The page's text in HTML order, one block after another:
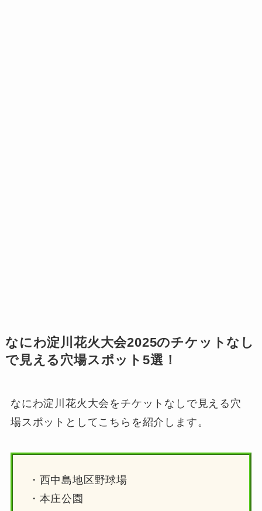
なにわ淀川花火大会2025のチケットなし
で見える穴場スポット5選！
なにわ淀川花火大会をチケットなしで見える穴
場スポットとしてこちらを紹介します。
・西中島地区野球場
・本庄公園